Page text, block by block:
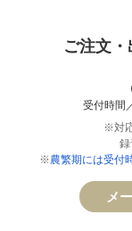
ご注文
受付時間
※対
※農繁期には受付
メ